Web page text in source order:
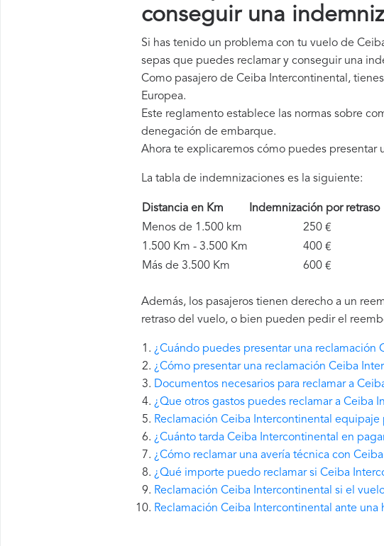
conseguir una
Si has tenido un problema con tu vuelo de
sepas que puedes reclamar y conseguir una
Como pasajero de Ceiba Intercontinental,
Europea.
Este reglamento establece las normas sobre
denegación de embarque.
Ahora te explicaremos cómo puedes presentar
La tabla de indemnizaciones es la siguiente:
Distancia en Km Indemnización por
Menos de 1.500 km
250 €
1.500 Km - 3.500 Km
400 €
Más de 3.500 Km
600 €
Además, los pasajeros tienen derecho a un
retraso del vuelo, o bien pueden pedir el
¿Cuándo puedes presentar una reclamación
¿Cómo presentar una reclamación Ceiba
Documentos necesarios para reclamar a
¿Que otros gastos puedes reclamar a Ceiba
Reclamación Ceiba Intercontinental
¿Cuánto tarda Ceiba Intercontinental en
¿Cómo reclamar una avería técnica con
¿Qué importe puedo reclamar si Ceiba
Reclamación Ceiba Intercontinental si el
Reclamación Ceiba Intercontinental ante